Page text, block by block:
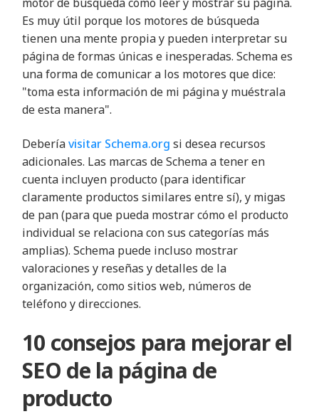
motor de búsqueda cómo leer y mostrar su página.
Es muy útil porque los motores de búsqueda
tienen una mente propia y pueden interpretar su
página de formas únicas e inesperadas. Schema es
una forma de comunicar a los motores que dice:
"toma esta información de mi página y muéstrala
de esta manera".
Deberíavisitar Schema.org si desea recursos
adicionales. Las marcas de Schema a tener en
cuenta incluyen producto (para identificar
claramente productos similares entre sí), y migas
de pan (para que pueda mostrar cómo el producto
individual se relaciona con sus categorías más
amplias). Schema puede incluso mostrar
valoraciones y reseñas y detalles de la
organización, como sitios web, números de
teléfono y direcciones.
10 consejos para mejorar el
SEO de la página de
producto